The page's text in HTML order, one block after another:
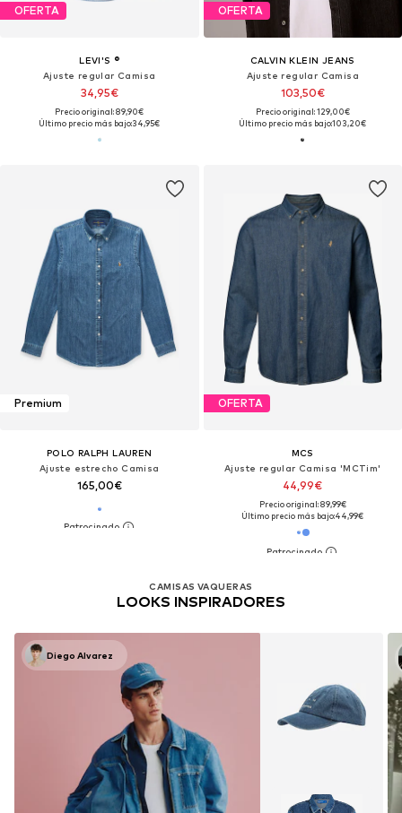
OFERTA
LEVI'S ®
Ajuste regular Camisa
34,95€
Precio original: 89,90€
Último precio más bajo:34,95€
OFERTA
CALVIN KLEIN JEANS
Ajuste regular Camisa
103,50€
Precio original: 129,00€
Último precio más bajo:103,20€
Premium
POLO RALPH LAUREN
Ajuste estrecho Camisa
165,00€
OFERTA
MCS
Ajuste regular Camisa 'MCTim'
44,99€
Precio original: 89,99€
Último precio más bajo:44,99€
CAMISAS VAQUERAS
LOOKS INSPIRADORES
Diego Alvarez